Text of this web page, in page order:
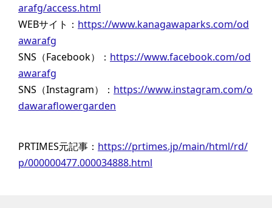
arafg/access.html
WEBサイト： https://www.kanagawaparks.com/od
awarafg
SNS（Facebook）： https://www.facebook.com/od
awarafg
SNS（Instagram）： https://www.instagram.com/o
dawaraflowergarden
PRTIMES元記事： https://prtimes.jp/main/html/rd/
p/000000477.000034888.html